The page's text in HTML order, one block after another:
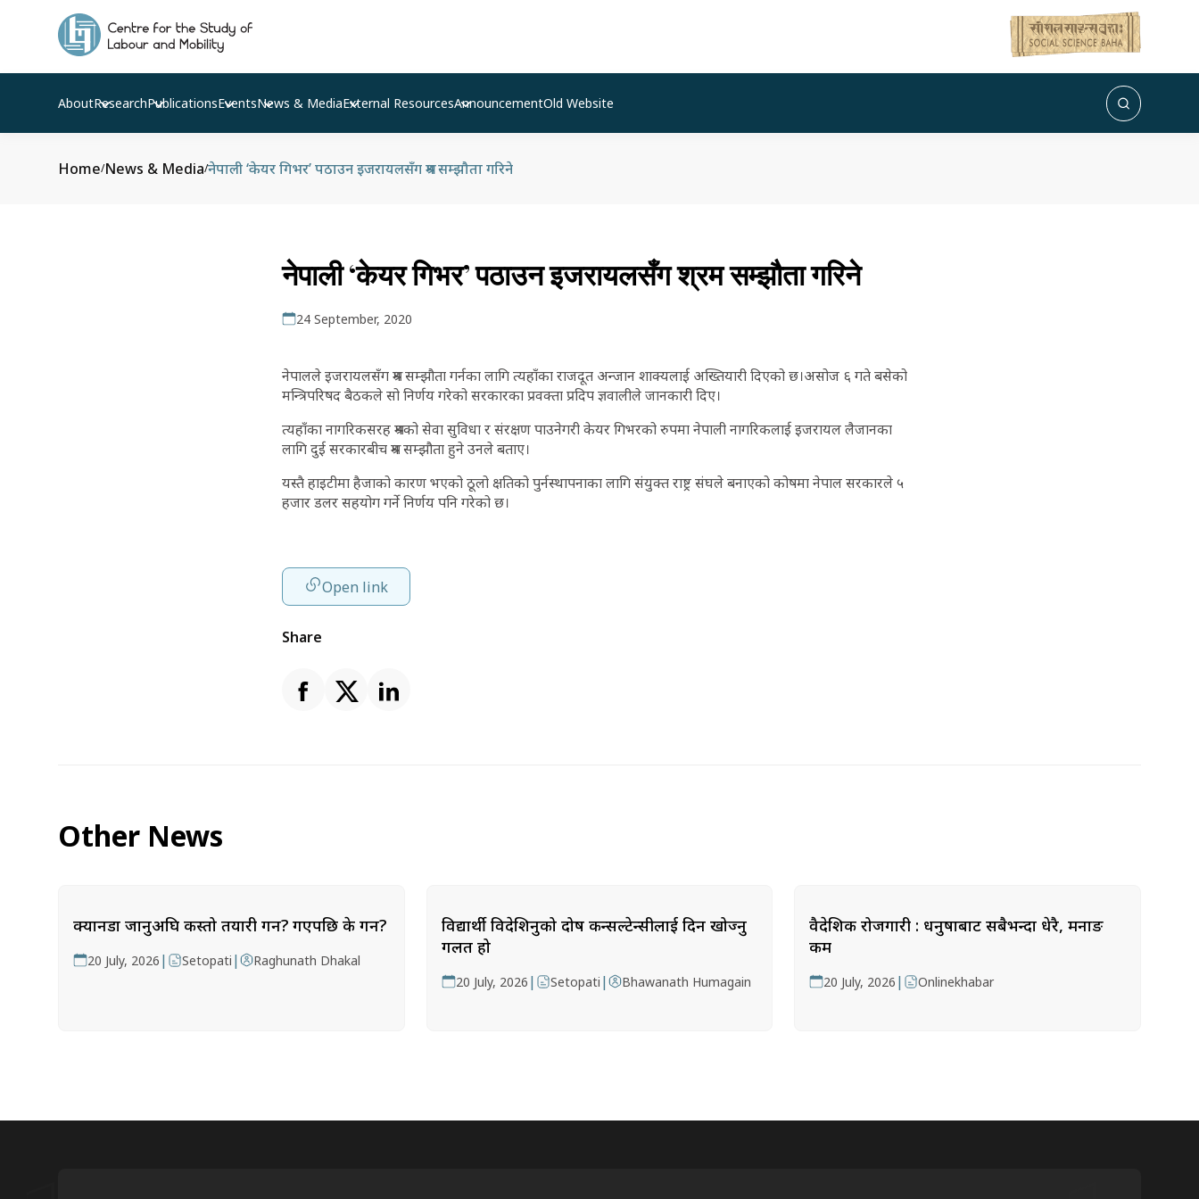
AboutResearchPublicationsEventsNews & MediaExternal ResourcesAnnouncementOld Website
Home/News & Media/नेपाली ‘केयर गिभर’ पठाउन इजरायलसँग श्रम सम्झौता गरिने
नेपाली ‘केयर गिभर’ पठाउन इजरायलसँग श्रम सम्झौता गरिने
24 September, 2020
नेपालले इजरायलसँग श्रम सम्झौता गर्नका लागि त्यहाँका राजदूत अन्जान शाक्यलाई अख्तियारी दिएको छ।असोज ६ गते बसेको
मन्त्रिपरिषद बैठकले सो निर्णय गरेको सरकारका प्रवक्ता प्रदिप ज्ञवालीले जानकारी दिए।
त्यहाँका नागरिकसरह श्रमको सेवा सुविधा र संरक्षण पाउनेगरी केयर गिभरको रुपमा नेपाली नागरिकलाई इजरायल लैजानका
लागि दुई सरकारबीच श्रम सम्झौता हुने उनले बताए।
यस्तै हाइटीमा हैजाको कारण भएको ठूलो क्षतिको पुर्नस्थापनाका लागि संयुक्त राष्ट्र संघले बनाएको कोषमा नेपाल सरकारले ५
हजार डलर सहयोग गर्ने निर्णय पनि गरेको छ।
Open link
Share
Other News
क्यानडा जानुअघि कस्तो तयारी गर्ने? गएपछि के गर्ने?
20 July, 2026 | Setopati | Raghunath Dhakal
विद्यार्थी विदेशिनुको दोष कन्सल्टेन्सीलाई दिन खोज्नु
गलत हो
20 July, 2026 | Setopati | Bhawanath Humagain
वैदेशिक रोजगारी : धनुषाबाट सबैभन्दा धेरै, मनाङ
कम
20 July, 2026 | Onlinekhabar